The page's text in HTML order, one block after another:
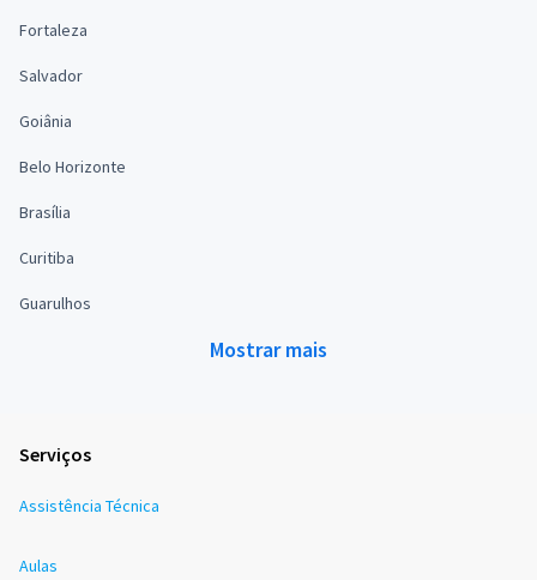
Fortaleza
Salvador
Goiânia
Belo Horizonte
Brasília
Curitiba
Guarulhos
Mostrar mais
Serviços
Assistência Técnica
Aulas